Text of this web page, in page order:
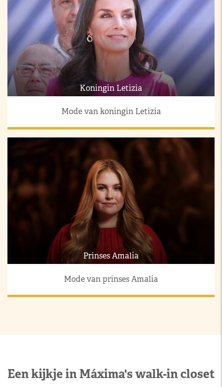
Koningin Letizia
Mode van koningin Letizia
Prinses Amalia
Mode van prinses Amalia
Een kijkje in Máxima's walk-in closet